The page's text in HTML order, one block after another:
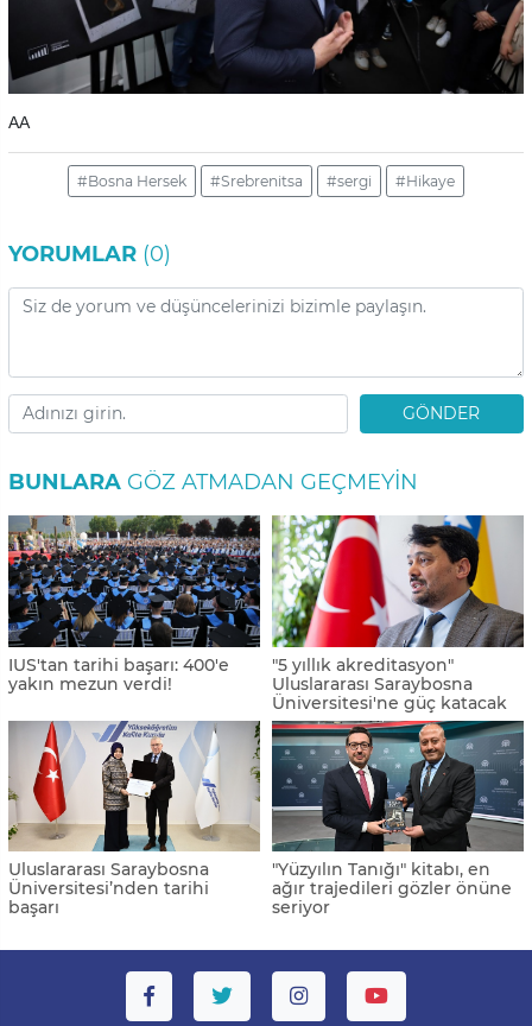
AA
#Bosna Hersek #Srebrenitsa #sergi #Hikaye
YORUMLAR (0)
GÖNDER
BUNLARA GÖZ ATMADAN GEÇMEYIN
IUS'tan tarihi başarı: 400'e
yakın mezun verdi!
"5 yıllık akreditasyon"
Uluslararası Saraybosna
Üniversitesi'ne güç katacak
Uluslararası Saraybosna
Üniversitesi’nden tarihi
başarı
"Yüzyılın Tanığı" kitabı, en
ağır trajedileri gözler önüne
seriyor